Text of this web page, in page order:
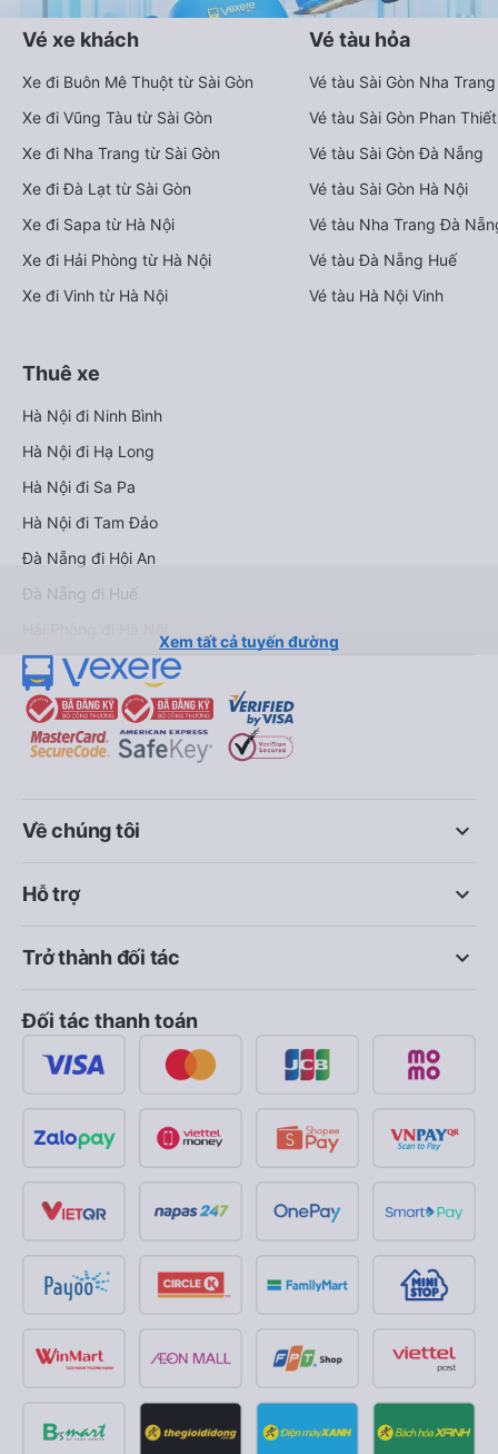
Vé xe khách
Xe đi Buôn Mê Thuột từ Sài Gòn
Xe đi Vũng Tàu từ Sài Gòn
Xe đi Nha Trang từ Sài Gòn
Xe đi Đà Lạt từ Sài Gòn
Xe đi Sapa từ Hà Nội
Xe đi Hải Phòng từ Hà Nội
Xe đi Vinh từ Hà Nội
Vé tàu hỏa
Vé tàu Sài Gòn Nha Trang
Vé tàu Sài Gòn Phan Thiết
Vé tàu Sài Gòn Đà Nẵng
Vé tàu Sài Gòn Hà Nội
Vé tàu Nha Trang Đà
Vé tàu Đà Nẵng Huế
Vé tàu Hà Nội Vinh
Thuê xe
Hà Nội đi Ninh Bình
Hà Nội đi Hạ Long
Hà Nội đi Sa Pa
Hà Nội đi Tam Đảo
Đà Nẵng đi Hội An
Đà Nẵng đi Huế
Xem tất cả tuyến đường
keyboard_arrow_down
Về chúng tôi
keyboard_arrow_down
Hỗ trợ
keyboard_arrow_down
Trở thành đối tác
Đối tác thanh toán